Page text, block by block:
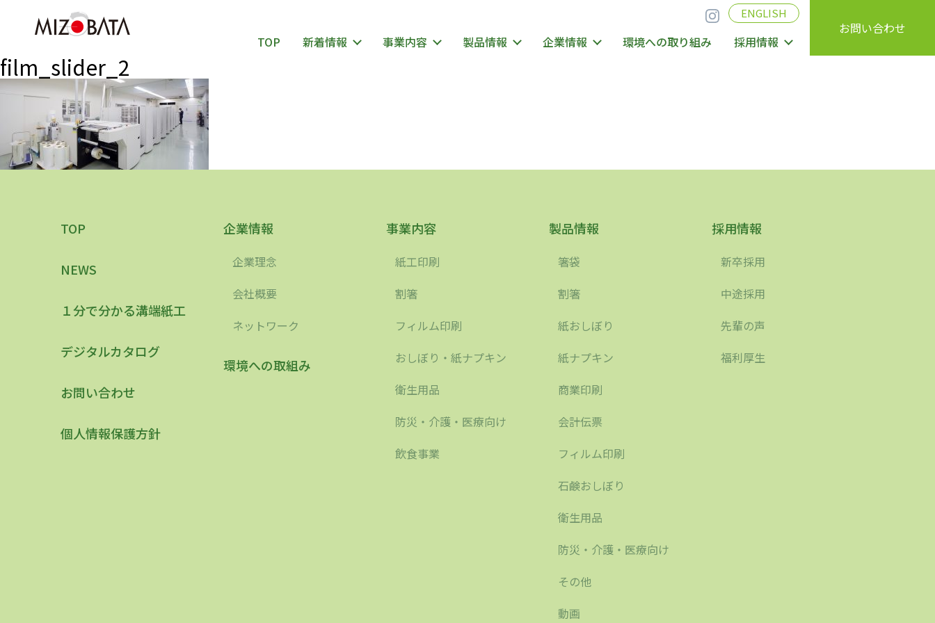
ENGLISH
TOP 新着情報 事業内容 製品情報 企業情報 環境への取り組み 採用情報
お問い合わせ
film_slider_2
TOP
NEWS
１分で分かる溝端紙工
デジタルカタログ
お問い合わせ
個人情報保護方針
企業情報
企業理念
会社概要
ネットワーク
環境への取組み
事業内容
紙工印刷
割箸
フィルム印刷
おしぼり・紙ナプキン
衛生用品
防災・介護・医療向け
飲食事業
製品情報
箸袋
割箸
紙おしぼり
紙ナプキン
商業印刷
会計伝票
フィルム印刷
石鹸おしぼり
衛生用品
防災・介護・医療向け
その他
動画
採用情報
新卒採用
中途採用
先輩の声
福利厚生